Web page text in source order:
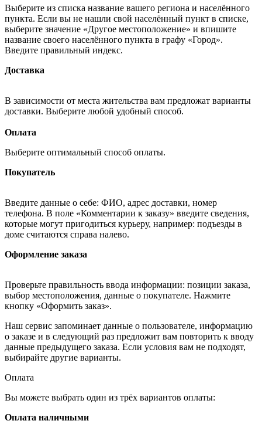
Выберите из списка название вашего региона и населённого
пункта. Если вы не нашли свой населённый пункт в списке,
выберите значение «Другое местоположение» и впишите
название своего населённого пункта в графу «Город».
Введите правильный индекс.
Доставка
В зависимости от места жительства вам предложат варианты
доставки. Выберите любой удобный способ.
Оплата
Выберите оптимальный способ оплаты.
Покупатель
Введите данные о себе: ФИО, адрес доставки, номер
телефона. В поле «Комментарии к заказу» введите сведения,
которые могут пригодиться курьеру, например: подъезды в
доме считаются справа налево.
Оформление заказа
Проверьте правильность ввода информации: позиции заказа,
выбор местоположения, данные о покупателе. Нажмите
кнопку «Оформить заказ».
Наш сервис запоминает данные о пользователе, информацию
о заказе и в следующий раз предложит вам повторить к вводу
данные предыдущего заказа. Если условия вам не подходят,
выбирайте другие варианты.
Оплата
Вы можете выбрать один из трёх вариантов оплаты:
Оплата наличными